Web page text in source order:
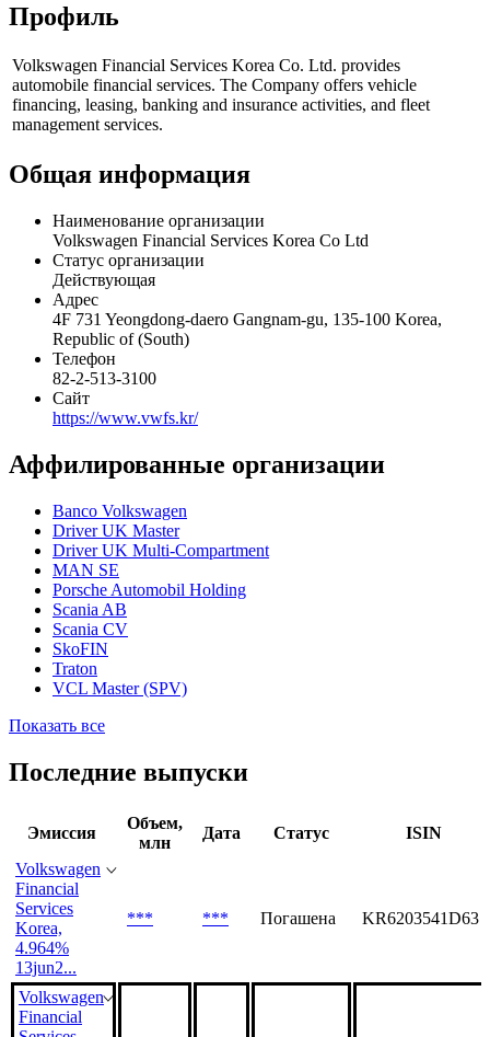
Профиль
Volkswagen Financial Services Korea Co. Ltd. provides
automobile financial services. The Company offers vehicle
financing, leasing, banking and insurance activities, and fleet
management services.
Общая информация
Наименование организации
Volkswagen Financial Services Korea Co Ltd
Статус организации
Действующая
Адрес
4F 731 Yeongdong-daero Gangnam-gu, 135-100 Korea,
Republic of (South)
Телефон
82-2-513-3100
Сайт
https://www.vwfs.kr/
Аффилированные организации
Banco Volkswagen
Driver UK Master
Driver UK Multi-Compartment
MAN SE
Porsche Automobil Holding
Scania AB
Scania CV
SkoFIN
Traton
VCL Master (SPV)
Показать все
Последние выпуски
Эмиссия
Объем,
млн
Дата Статус
ISIN
Volkswagen
Financial
Services
Korea,
4.964%
13jun2...
*** *** Погашена KR6203541D63
Volkswagen
Financial